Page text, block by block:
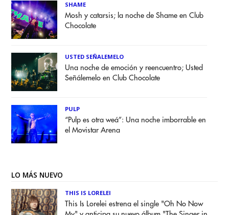
SHAME
Mosh y catarsis; la noche de Shame en Club
Chocolate
USTED SEÑALEMELO
Una noche de emoción y reencuentro; Usted
Señálemelo en Club Chocolate
PULP
“Pulp es otra weá”: Una noche imborrable en
el Movistar Arena
LO MÁS NUEVO
THIS IS LORELEI
This Is Lorelei estrena el single "Oh No Now